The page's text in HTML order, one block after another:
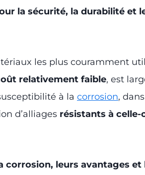
la sécurité, la durabilité et
les plus couramment
relativement faible, est
à la corrosion,
d’alliages résistants à celle-
corrosion, leurs avantages et